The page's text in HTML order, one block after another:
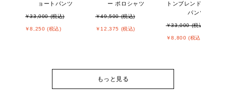
ョートパンツ
￥33,000 (税込)
￥8,250 (税込)
ー ポロシャツ
￥49,500 (税込)
￥12,375 (税込)
トンブレンド ショー
パンツ
￥33,000 (税込)
￥8,800 (税込)
もっと見る